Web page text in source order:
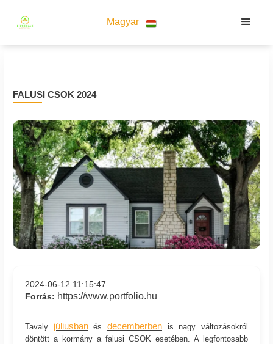
Magyar
FALUSI CSOK 2024
2024-06-12 11:15:47
Forrás: https://www.portfolio.hu
Tavaly júliusbanés decemberben is nagy változásokról
döntött a kormány a falusi CSOK esetében. A legfontosabb